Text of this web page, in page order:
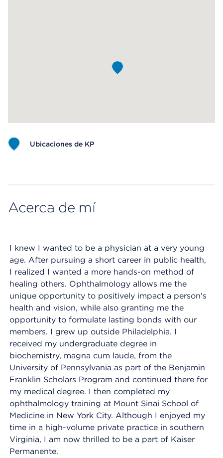
Ubicaciones de KP
Acerca de mí
I knew I wanted to be a physician at a very young
age. After pursuing a short career in public health,
I realized I wanted a more hands-on method of
healing others. Ophthalmology allows me the
unique opportunity to positively impact a person's
health and vision, while also granting me the
opportunity to formulate lasting bonds with our
members. I grew up outside Philadelphia. I
received my undergraduate degree in
biochemistry, magna cum laude, from the
University of Pennsylvania as part of the Benjamin
Franklin Scholars Program and continued there for
my medical degree. I then completed my
ophthalmology training at Mount Sinai School of
Medicine in New York City. Although I enjoyed my
time in a high-volume private practice in southern
Virginia, I am now thrilled to be a part of Kaiser
Permanente.